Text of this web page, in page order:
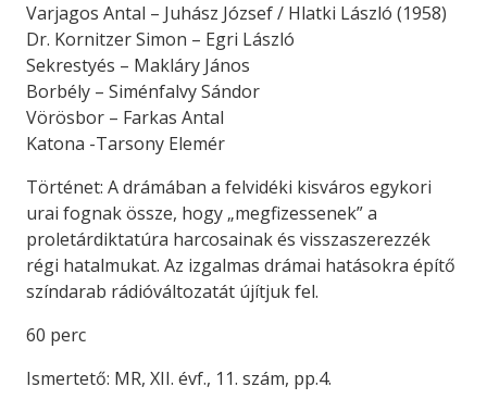
Varjagos Antal – Juhász József / Hlatki László (1958)
Dr. Kornitzer Simon – Egri László
Sekrestyés – Makláry János
Borbély – Siménfalvy Sándor
Vörösbor – Farkas Antal
Katona -Tarsony Elemér
Történet: A drámában a felvidéki kisváros egykori
urai fognak össze, hogy „megfizessenek” a
proletárdiktatúra harcosainak és visszaszerezzék
régi hatalmukat. Az izgalmas drámai hatásokra építő
színdarab rádióváltozatát újítjuk fel.
60 perc
Ismertető: MR, XII. évf., 11. szám, pp.4.